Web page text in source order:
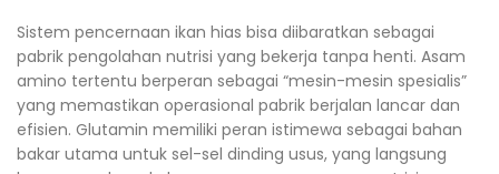
Sistem pencernaan ikan hias bisa diibaratkan sebagai
pabrik pengolahan nutrisi yang bekerja tanpa henti. Asam
amino tertentu berperan sebagai “mesin-mesin spesialis”
yang memastikan operasional pabrik berjalan lancar dan
efisien. Glutamin memiliki peran istimewa sebagai bahan
bakar utama untuk sel-sel dinding usus, yang langsung